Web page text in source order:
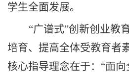
学生全面发展。
“广谱式”创新创业教
培育、提高全体受教育者
核心指导理念在于：“面向